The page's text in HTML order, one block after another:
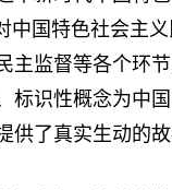
中国特色社会主
监督等各个环
标识性概念为中
了真实生动的故